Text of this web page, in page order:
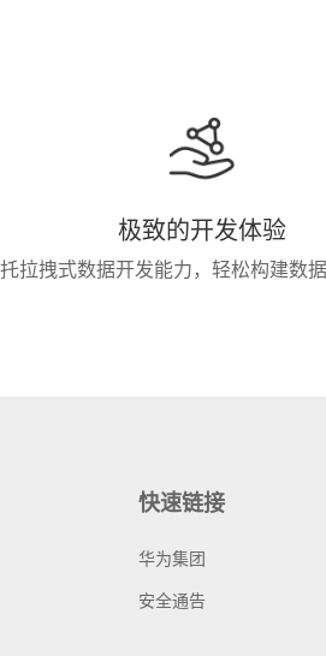
极致的开发体验
托拉拽式数据开发能力，轻松构建数据
快速链接
华为集团
安全通告